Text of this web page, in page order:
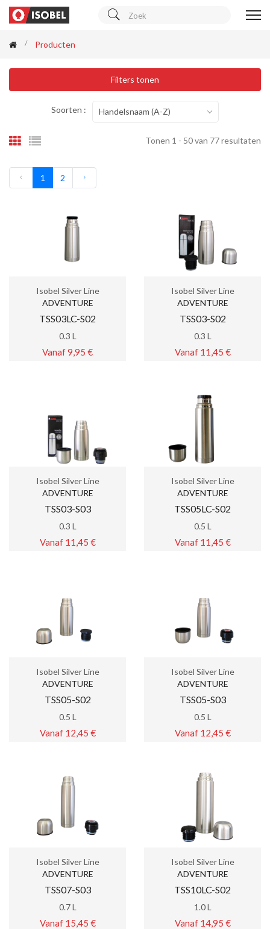
Producten
Filters tonen
Tonen 1 - 50 van 77 resultaten
Soorten : Handelsnaam (A-Z)
1 2
Isobel Silver Line
ADVENTURE
TSS03LC-S02
0.3 L
Vanaf 9,95 €
Isobel Silver Line
ADVENTURE
TSS03-S02
0.3 L
Vanaf 11,45 €
Isobel Silver Line
ADVENTURE
TSS03-S03
0.3 L
Vanaf 11,45 €
Isobel Silver Line
ADVENTURE
TSS05LC-S02
0.5 L
Vanaf 11,45 €
Isobel Silver Line
ADVENTURE
TSS05-S02
0.5 L
Vanaf 12,45 €
Isobel Silver Line
ADVENTURE
TSS05-S03
0.5 L
Vanaf 12,45 €
Isobel Silver Line
ADVENTURE
TSS07-S03
0.7 L
Vanaf 15,45 €
Isobel Silver Line
ADVENTURE
TSS10LC-S02
1.0 L
Vanaf 14,95 €